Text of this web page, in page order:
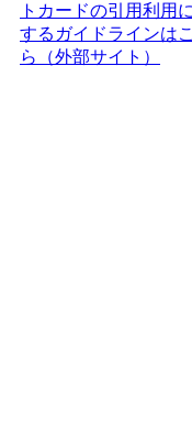
トカードの引用利用
するガイドラインは
ら（外部サイト）